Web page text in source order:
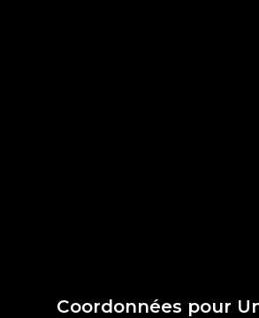
Coordonnées pour